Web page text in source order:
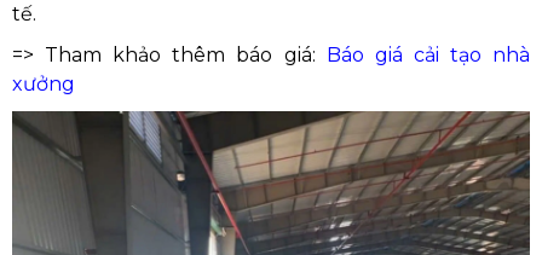
tế.
=> Tham khảo thêm báo giá: Báo giá cải tạo nhà
xưởng